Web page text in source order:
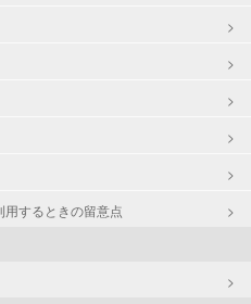
用するときの留意点